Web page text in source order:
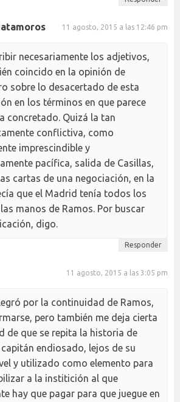
11 agosto, 2015 a las 12:46 pm
necesariamente los adjetivos,
coincido en la opinión de
sobre lo desacertado de esta
en los términos en que parece
concretado. Quizá la tan
conflictiva, como
imprescindible y
pacífica, salida de Casillas,
cartas de una negociación, en la
que el Madrid tenía todos los
manos de Ramos. Por buscar
digo.
Responder
11 agosto, 2015 a las 3:05 pm
por la continuidad de Ramos,
pero también me deja cierta
de que se repita la historia de
endiosado, lejos de su
y utilizado como elemento para
a la institición al que
hay que pagar para que juegue en